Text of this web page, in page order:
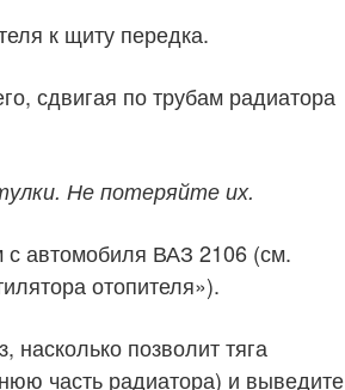
к щиту передка.
сдвигая по трубам радиатора
Не потеряйте их.
с автомобиля ВАЗ 2106 (см.
отопителя»).
насколько позволит тяга
часть радиатора) и выведите